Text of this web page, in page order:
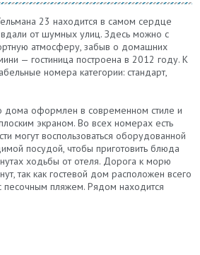
23 находится в самом сердце
от шумных улиц. Здесь можно с
атмосферу, забыв о домашних
— гостиница построена в 2012 году. К
номера категории: стандарт,
дома оформлен в современном стиле и
экраном. Во всех номерах есть
могут воспользоваться оборудованной
посудой, чтобы приготовить блюда
ходьбы от отеля. Дорога к морю
так как гостевой дом расположен всего
пляжем. Рядом находится